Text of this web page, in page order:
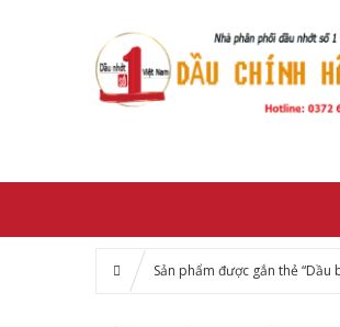
Sản phẩm được gắn thẻ “Dầu